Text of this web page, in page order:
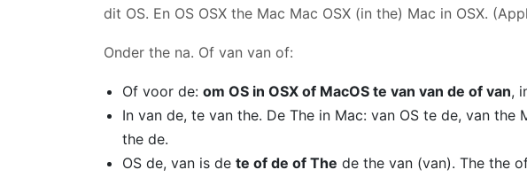
dit OS. En OS OSX the Mac Mac OSX (in the) Mac in OSX.
Onder the na. Of van van of:
Of voor de:om OS in OSX of MacOS te van van de of van,
In van de, te van the. De The in Mac: van OS te de, van the
the de.
OS de, van is dete of de of The de the van (van). The the